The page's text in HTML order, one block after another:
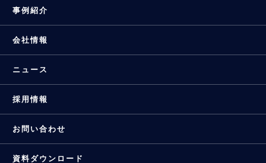
事例紹介
会社情報
ニュース
採用情報
お問い合わせ
資料ダウンロード